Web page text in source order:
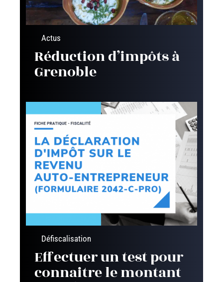
Actus
Réduction d’impôts à
Grenoble
Défiscalisation
Effectuer un test pour
connaitre le montant